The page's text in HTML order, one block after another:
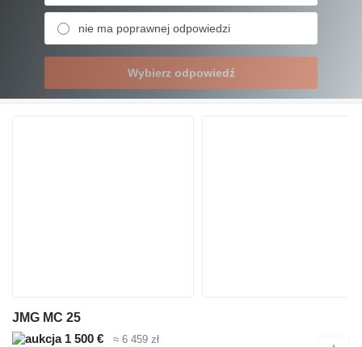
nie ma poprawnej odpowiedzi
Wybierz odpowiedź
JMG MC 25
1 500 €
≈ 6 459 zł